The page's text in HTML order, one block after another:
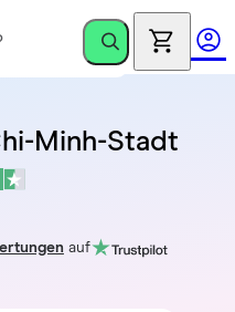
Minh-Stadt
auf